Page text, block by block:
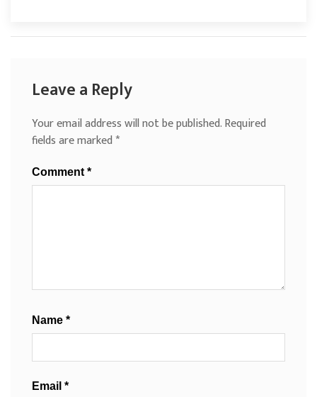
Leave a Reply
Your email address will not be published.Required
fields are marked*
Comment *
Name *
Email *